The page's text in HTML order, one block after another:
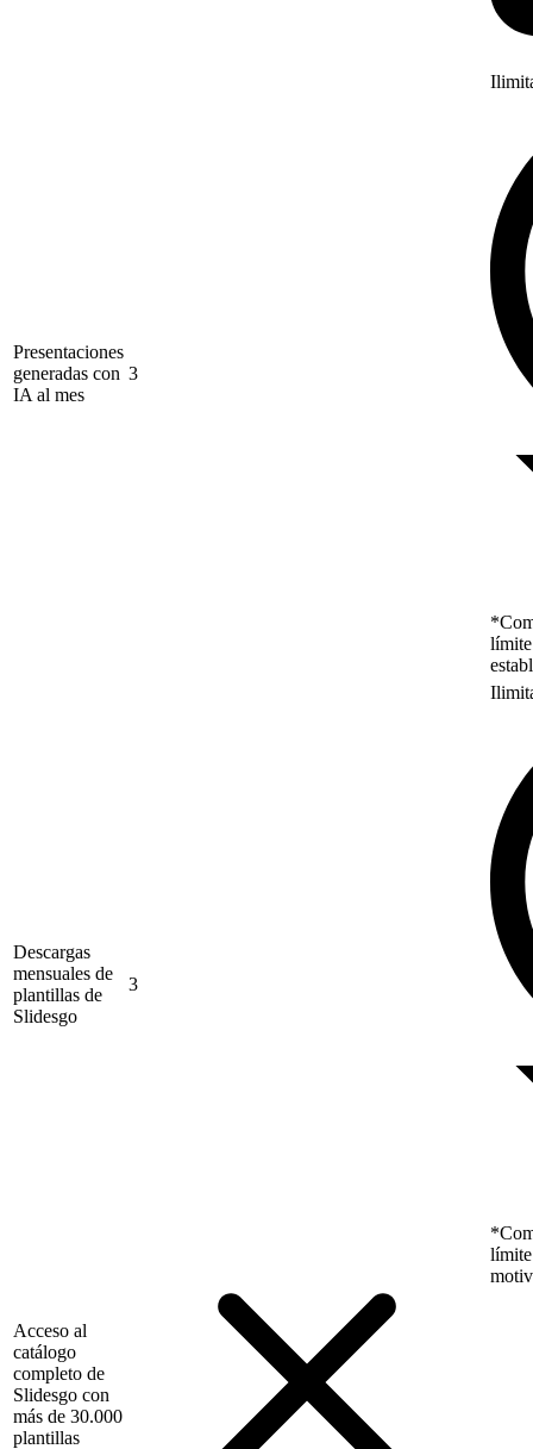
Presentaciones
generadas con
IA al mes
3
Descargas
mensuales de
plantillas de
Slidesgo
3
límite
Acceso al
catálogo
completo de
Slidesgo con
más de 30.000
plantillas